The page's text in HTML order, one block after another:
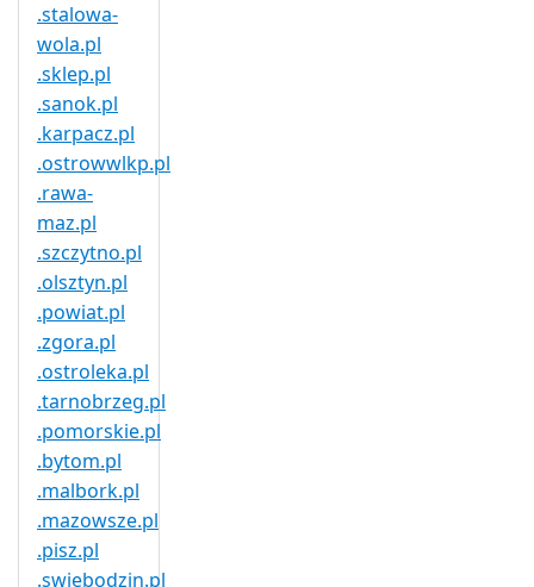
.stalowa-
wola.pl
.sklep.pl
.sanok.pl
.karpacz.pl
.ostrowwlkp.pl
.rawa-
maz.pl
.szczytno.pl
.olsztyn.pl
.powiat.pl
.zgora.pl
.ostroleka.pl
.tarnobrzeg.pl
.pomorskie.pl
.bytom.pl
.malbork.pl
.mazowsze.pl
.pisz.pl
.swiebodzin.pl